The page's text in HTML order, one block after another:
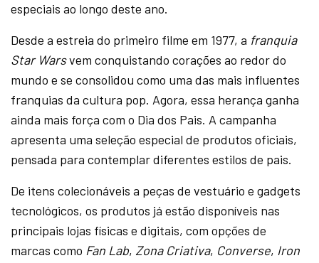
especiais ao longo deste ano.
Desde a estreia do primeiro filme em 1977, a franquia
Star Warsvem conquistando corações ao redor do
mundo e se consolidou como uma das mais influentes
franquias da cultura pop. Agora, essa herança ganha
ainda mais força com o Dia dos Pais. A campanha
apresenta uma seleção especial de produtos oficiais,
pensada para contemplar diferentes estilos de pais.
De itens colecionáveis a peças de vestuário e gadgets
tecnológicos, os produtos já estão disponíveis nas
principais lojas físicas e digitais, com opções de
marcas como Fan Lab, Zona Criativa, Converse, Iron